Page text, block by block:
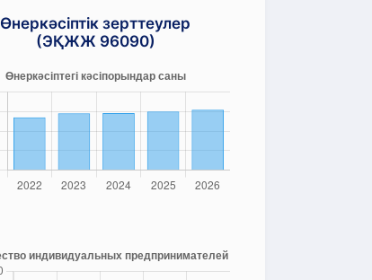
Өнеркәсіптік зерттеулер
(ЭҚЖЖ 96090)